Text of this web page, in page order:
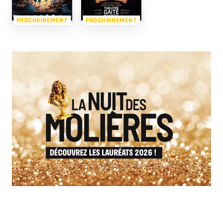
PROCHAINEMENT PROCHAINEMENT